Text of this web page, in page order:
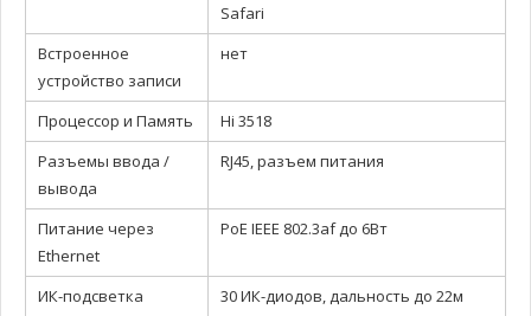
Safari
Встроенное
устройство записи
нет
Процессор и Память
Hi 3518
Разъемы ввода /
вывода
RJ45, разъем питания
Питание через
Ethernet
PoE IEEE 802.3af до 6Вт
ИК-подсветка 30 ИК-диодов, дальность до 22м